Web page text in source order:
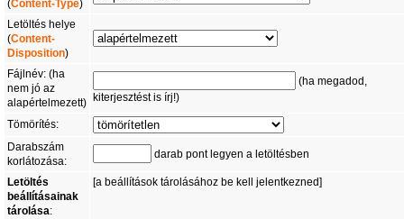
(Content-Type)
Letöltés helye
(Content-
Disposition)
Fájlnév: (ha
nem jó az
alapértelmezett)
(ha megadod,
kiterjesztést is írj!)
Tömörítés:
Darabszám
korlátozása:
darab pont legyen a letöltésben
Letöltés
beállításainak
tárolása:
[a beállítások tárolásához be kell jelentkezned]